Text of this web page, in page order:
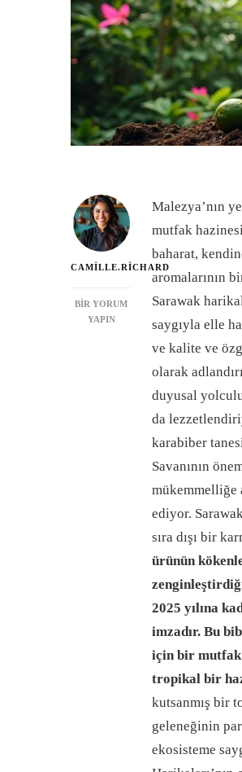
CAMILLE.RICHARD
SARAWAK
KARABIBERINI
BIR YORUM
YAPIN
Malezya’nın
mutfak
baharat,
aromalarının
Sarawak
saygıyla elle
ve kalite ve
olarak
duyusal
da
karabiber
Savanının
mükemmelliğe
ediyor.
sıra dışı bir
ürünün
2025 yılına
imzadır. Bu
için bir
tropikal bir
kutsanmış bir
geleneğinin
ekosisteme